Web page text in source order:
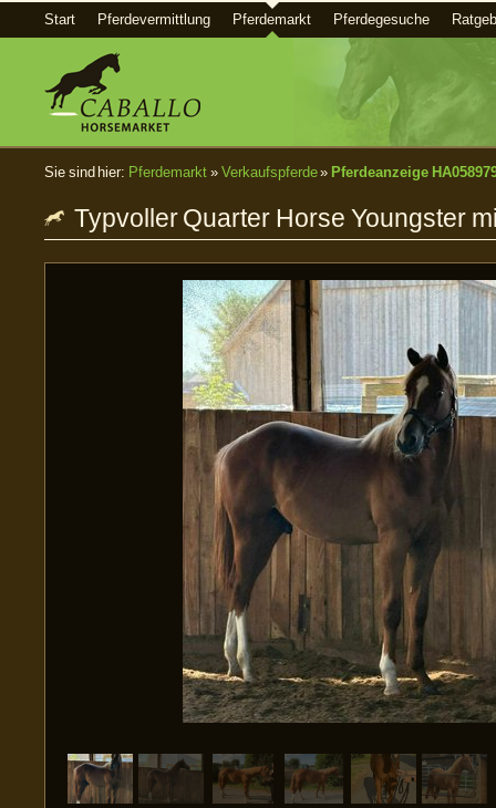
Start Pferdevermittlung Pferdemarkt Pferdegesuche
Sie sind hier: Pferdemarkt » Verkaufspferde» Pferdeanzeige
Typvoller Quarter Horse Youngster